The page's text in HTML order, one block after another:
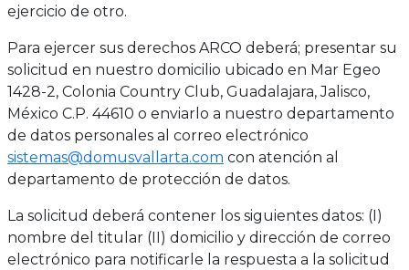
ejercicio de otro.
Para ejercer sus derechos ARCO deberá; presentar su
solicitud en nuestro domicilio ubicado en Mar Egeo
1428-2, Colonia Country Club, Guadalajara, Jalisco,
México C.P. 44610 o enviarlo a nuestro departamento
de datos personales al correo electrónico
sistemas@domusvallarta.com con atención al
departamento de protección de datos.
La solicitud deberá contener los siguientes datos: (I)
nombre del titular (II) domicilio y dirección de correo
electrónico para notificarle la respuesta a la solicitud